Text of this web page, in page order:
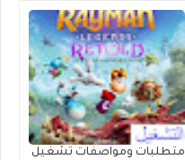
متطلبات ومواصفات تشغيل